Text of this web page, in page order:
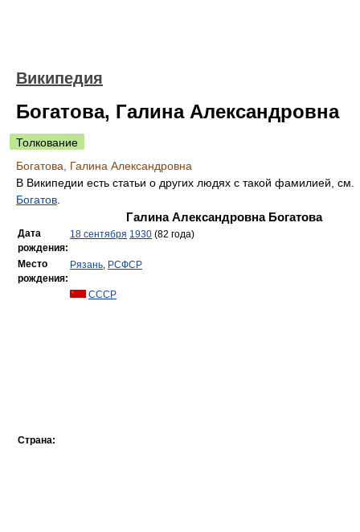
Википедия
Богатова, Галина Александровна
Толкование
Богатова, Галина Александровна
В Википедии есть статьи о других людях с такой фамилией, см.
Богатов
Галина Александровна Богатова
Дата
рождения:
18 сентября 1930 (82 года)
Место
рождения:
Рязань, РСФСР
Страна:
СССР